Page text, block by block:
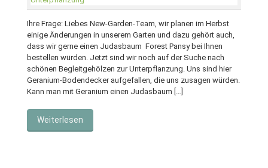
Ihre Frage: Liebes New-Garden-Team, wir planen im Herbst
einige Änderungen in unserem Garten und dazu gehört auch,
dass wir gerne einen Judasbaum Forest Pansy bei Ihnen
bestellen würden. Jetzt sind wir noch auf der Suche nach
schönen Begleitgehölzen zur Unterpflanzung. Uns sind hier
Geranium-Bodendecker aufgefallen, die uns zusagen würden.
Kann man mit Geranium einen Judasbaum […]
Weiterlesen